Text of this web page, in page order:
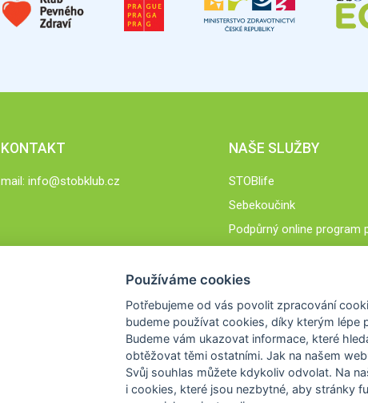
KONTAKT
mail: info@stobklub.cz
NAŠE SLUŽBY
STOBlife
Sebekoučink
Podpůrný online program
Používáme cookies
Potřebujeme od vás povolit zpracování
budeme používat cookies, díky kterým lépe
Budeme vám ukazovat informace, které
obtěžovat těmi ostatními. Jak na našem
Svůj souhlas můžete kdykoliv odvolat. Na
i cookies, které jsou nezbytné, aby stránky